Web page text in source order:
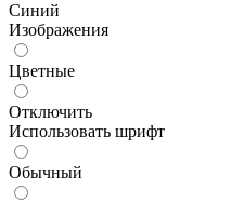
Синий
Изображения
Цветные
Отключить
Использовать шрифт
Обычный